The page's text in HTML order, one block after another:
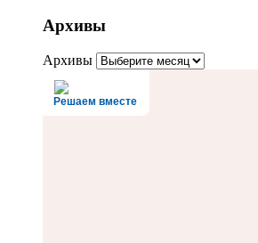
Архивы
Архивы
Решаем вместе